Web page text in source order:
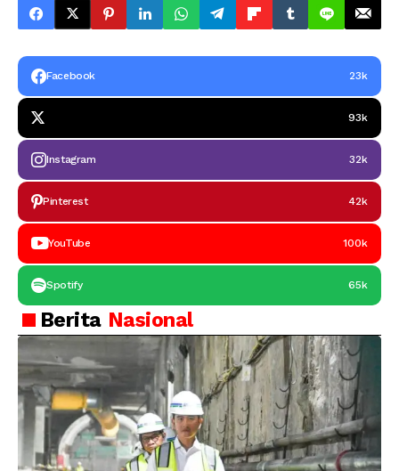
Facebook 23k
93k
Instagram 32k
Pinterest 42k
YouTube 100k
Spotify 65k
Berita Nasional